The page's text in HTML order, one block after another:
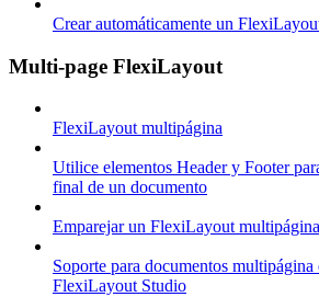
Crear automáticamente un
Multi-page FlexiLayout
FlexiLayout multipágina
Utilice elementos Header y Footer
final de un documento
Emparejar un FlexiLayout multipágina
Soporte para documentos
FlexiLayout Studio